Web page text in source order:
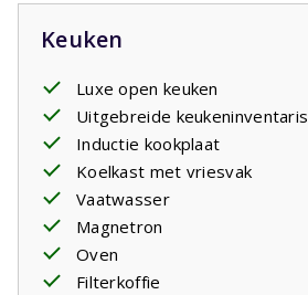
Keuken
Luxe open keuken
Uitgebreide keukeninventaris
Inductie kookplaat
Koelkast met vriesvak
Vaatwasser
Magnetron
Oven
Filterkoffie